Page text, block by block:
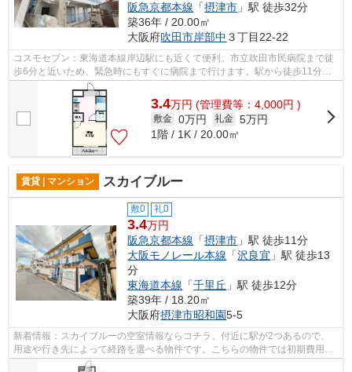
阪急京都本線 「摂津市 」駅 徒歩32分
築36年 / 20.00㎡
大阪府吹田市岸部中 ３丁目22-22
コスモセブン：東海道本線岸辺駅にも近くて便利。市立吹田市民病院まで徒
歩6分と近いため、緊急時にもすぐに病院まで行けます。駅から徒歩11分の
ところにある物件はいかがでしょうか。...
3.4万円 (管理費等：4,000円 )
敷金 0万円 礼金 5万円
1階 / 1K / 20.00㎡
賃貸 | マンション スカイブルー
敷0 礼0
3.4万円
阪急京都本線 「摂津市 」駅 徒歩11分
大阪モノレール本線 「沢良宜 」駅 徒歩13
分
東海道本線 「千里丘 」駅 徒歩12分
築39年 / 18.20㎡
大阪府摂津市昭和園5-5
新着情報：スカイブルーの空室情報ならコチラ。付近に駅が2つあるので、
用途や行き先によって経路を選べる物件です。こちらの物件では初期費用を
カードでお支払いいただけます。音に敏...